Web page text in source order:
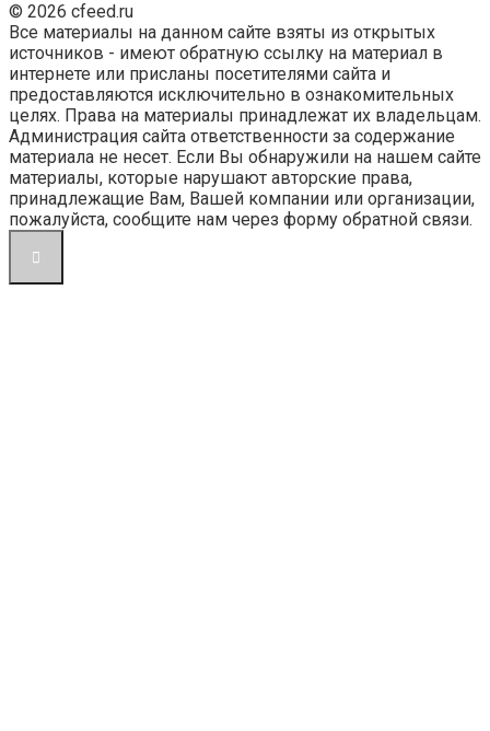
© 2026 cfeed.ru
Все материалы на данном сайте взяты из открытых
источников - имеют обратную ссылку на материал в
интернете или присланы посетителями сайта и
предоставляются исключительно в ознакомительных
целях. Права на материалы принадлежат их владельцам.
Администрация сайта ответственности за содержание
материала не несет. Если Вы обнаружили на нашем сайте
материалы, которые нарушают авторские права,
принадлежащие Вам, Вашей компании или организации,
пожалуйста, сообщите нам через форму обратной связи.